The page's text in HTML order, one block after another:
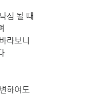
심 될 때
라보니
하여도